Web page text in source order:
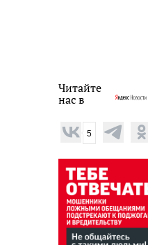
Читайте
нас в
5